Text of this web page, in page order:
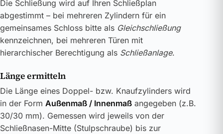
Die Schließung wird auf Ihren Schließplan
abgestimmt – bei mehreren Zylindern für ein
gemeinsames Schloss bitte als Gleichschließung
kennzeichnen, bei mehreren Türen mit
hierarchischer Berechtigung als Schließanlage.
Länge ermitteln
Die Länge eines Doppel- bzw. Knaufzylinders wird
in der Form Außenmaß / Innenmaß angegeben (z.B.
30/30 mm). Gemessen wird jeweils von der
Schließnasen-Mitte (Stulpschraube) bis zur